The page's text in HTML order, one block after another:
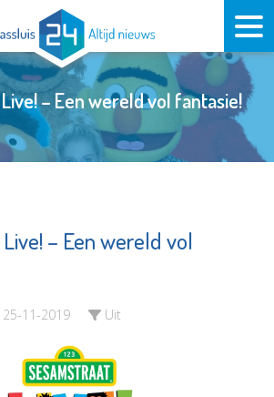
– Een wereld vol fantasie!
– Een wereld vol
25-11-2019 Uit